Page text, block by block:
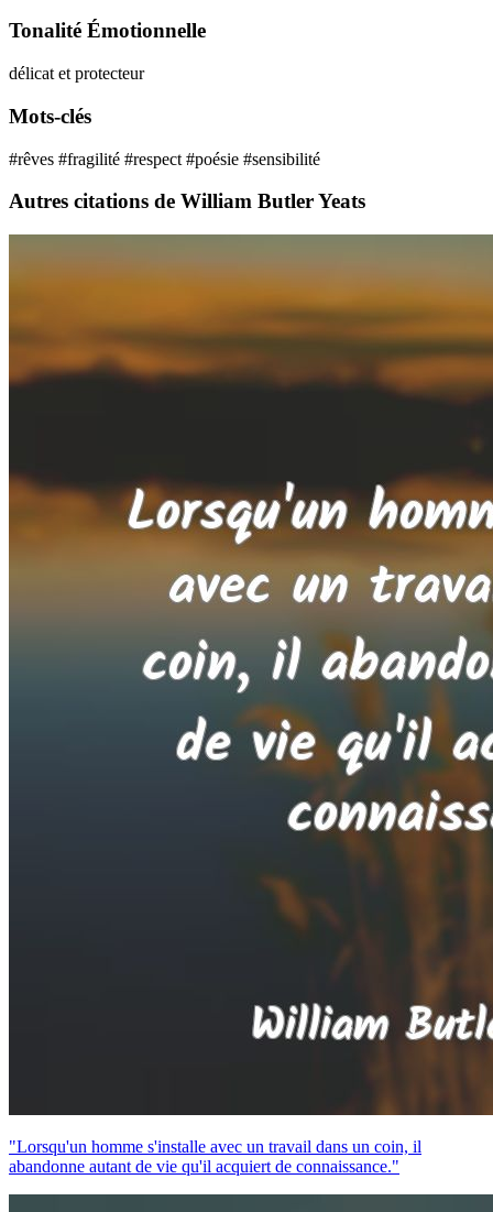
Tonalité Émotionnelle
délicat et protecteur
Mots-clés
#rêves #fragilité #respect #poésie #sensibilité
Autres citations de William Butler Yeats
"Lorsqu'un homme s'installe avec un travail dans un coin, il
abandonne autant de vie qu'il acquiert de connaissance."